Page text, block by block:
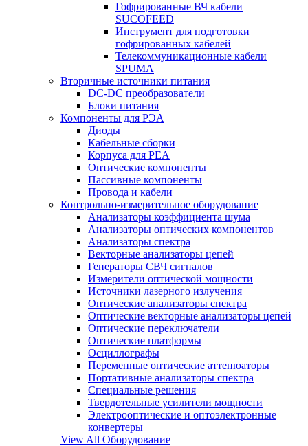
Гофрированные ВЧ кабели
SUCOFEED
Инструмент для подготовки
гофрированных кабелей
Телекоммуникационные кабели
SPUMA
Вторичные источники питания
DC-DC преобразователи
Блоки питания
Компоненты для РЭА
Диоды
Кабельные сборки
Корпуса для РЕА
Оптические компоненты
Пассивные компоненты
Провода и кабели
Контрольно-измерительное оборудование
Анализаторы коэффициента шума
Анализаторы оптических компонентов
Анализаторы спектра
Векторные анализаторы цепей
Генераторы СВЧ сигналов
Измерители оптической мощности
Источники лазерного излучения
Оптические анализаторы спектра
Оптические векторные анализаторы цепей
Оптические переключатели
Оптические платформы
Осциллографы
Переменные оптические аттенюаторы
Портативные анализаторы спектра
Специальные решения
Твердотельные усилители мощности
Электрооптические и оптоэлектронные
конвертеры
View All Оборудование